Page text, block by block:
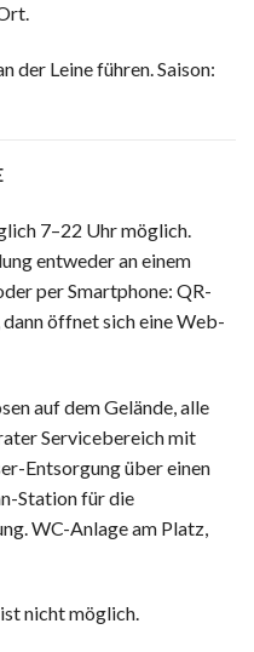
der Leine führen. Saison:
7–22 Uhr möglich.
entweder an einem
per Smartphone: QR-
dann öffnet sich eine Web-
auf dem Gelände, alle
Servicebereich mit
Entsorgung über einen
Station für die
WC-Anlage am Platz,
nicht möglich.